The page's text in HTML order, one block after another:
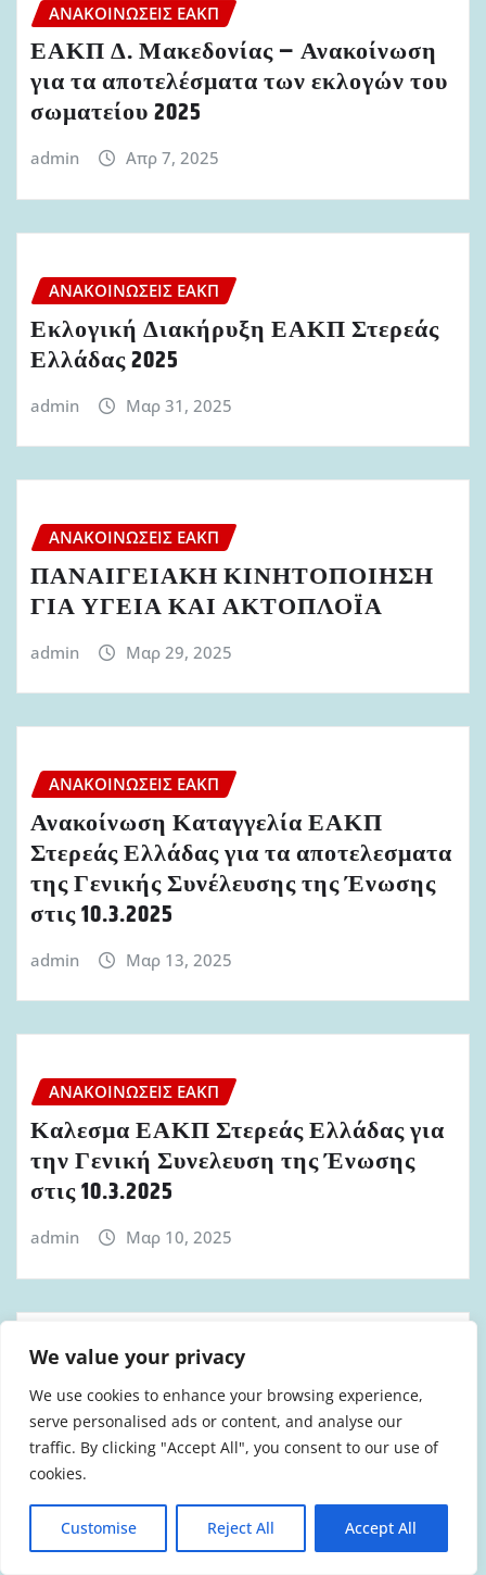
We value your privacy
We use cookies to enhance your browsing experience,
serve personalised ads or content, and analyse our
traffic. By clicking "Accept All", you consent to our use of
cookies.
Customise Reject All Accept All
ΑΝΑΚΟΙΝΏΣΕΙΣ ΕΑΚΠ
ΕΑΚΠ Δ. Μακεδονίας – Ανακοίνωση
για τα αποτελέσματα των εκλογών του
σωματείου 2025
admin Απρ 7, 2025
ΑΝΑΚΟΙΝΏΣΕΙΣ ΕΑΚΠ
Εκλογική Διακήρυξη ΕΑΚΠ Στερεάς
Ελλάδας 2025
admin Μαρ 31, 2025
ΑΝΑΚΟΙΝΏΣΕΙΣ ΕΑΚΠ
ΠΑΝΑΙΓΕΙΑΚΗ ΚΙΝΗΤΟΠΟΙΗΣΗ
ΓΙΑ ΥΓΕΙΑ ΚΑΙ ΑΚΤΟΠΛΟΪΑ
admin Μαρ 29, 2025
ΑΝΑΚΟΙΝΏΣΕΙΣ ΕΑΚΠ
Ανακοίνωση Καταγγελία ΕΑΚΠ
Στερεάς Ελλάδας για τα αποτελεσματα
της Γενικής Συνέλευσης της Ένωσης
στις 10.3.2025
admin Μαρ 13, 2025
ΑΝΑΚΟΙΝΏΣΕΙΣ ΕΑΚΠ
Καλεσμα ΕΑΚΠ Στερεάς Ελλάδας για
την Γενική Συνελευση της Ένωσης
στις 10.3.2025
admin Μαρ 10, 2025
ΑΝΑΚΟΙΝΏΣΕΙΣ ΕΑΚΠ
Ανακοίνωση Απάντηση ΕΑΚΠ
Ηπείρου στο προεδρείο του σωματείου
admin